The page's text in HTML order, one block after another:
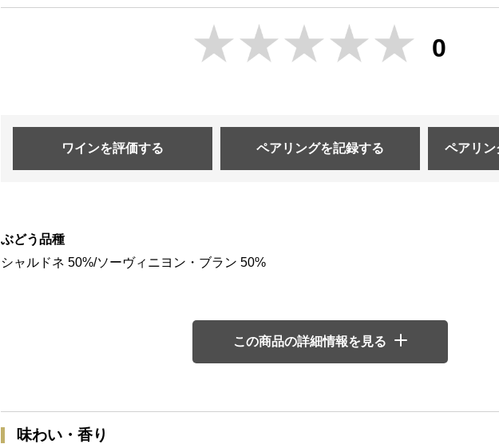
0
ワインを評価する ペアリングを記録する ペアリン
ぶどう品種
シャルドネ 50%/ソーヴィニヨン・ブラン 50%
この商品の詳細情報を見る
味わい・香り